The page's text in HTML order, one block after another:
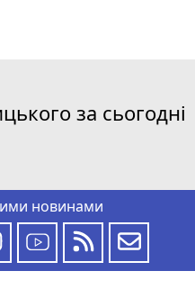
за сьогодні
новинами